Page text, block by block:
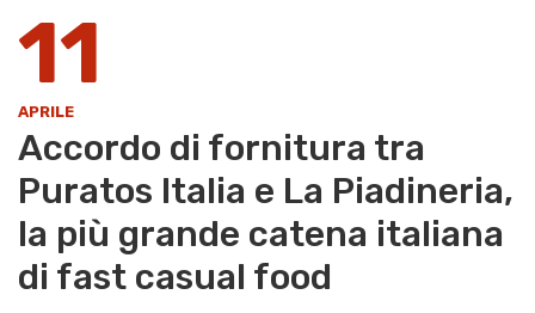
11
APRILE
Accordo di fornitura tra
Puratos Italia e La Piadineria,
la più grande catena italiana
di fast casual food